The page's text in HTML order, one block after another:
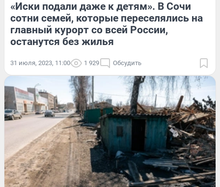
«Иски подали даже к детям». В Сочи
сотни семей, которые переселялись на
главный курорт со всей России,
останутся без жилья
31 июля, 2023, 11:00 1 929 Обсудить